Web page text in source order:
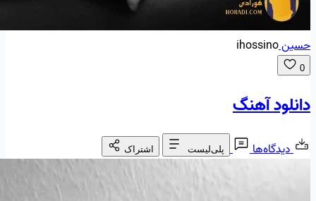
حسینihossino
0
دانلود آهنگ
دیدگاه‌ها پلی‌لیست اشتراک